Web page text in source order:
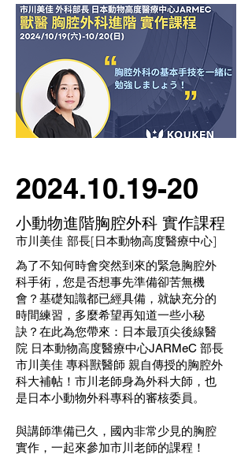
2024.10.19-20
小動物進階胸腔外科 實作課程
市川美佳 部長[日本動物高度醫療中心]
為了不知何時會突然到來的緊急胸腔外
科手術，您是否想事先準備卻苦無機
會？基礎知識都已經具備，就缺充分的
時間練習，多麼希望再知道一些小秘
訣？在此為您帶來：日本最頂尖後線醫
院 日本動物高度醫療中心JARMeC 部長
市川美佳 專科獸醫師 親自傳授的胸腔外
科大補帖！市川老師身為外科大師，也
是日本小動物外科專科的審核委員。
與講師準備已久，國內非常少見的胸腔
實作，一起來參加市川老師的課程！